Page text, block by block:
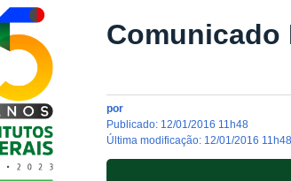
Comunicado
por
publicado: 12/01/2016 11h48
última modificação: 12/01/2016 11h48